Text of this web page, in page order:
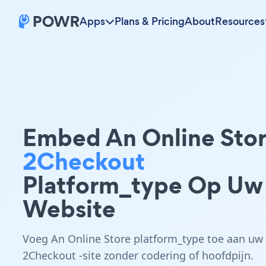
Apps Plans & PricingAboutResources
Embed An Online
2Checkout
Platform_type Op Uw
Website
Voeg An Online Store platform_type toe aan uw
2Checkout -site zonder codering of hoofdpijn.